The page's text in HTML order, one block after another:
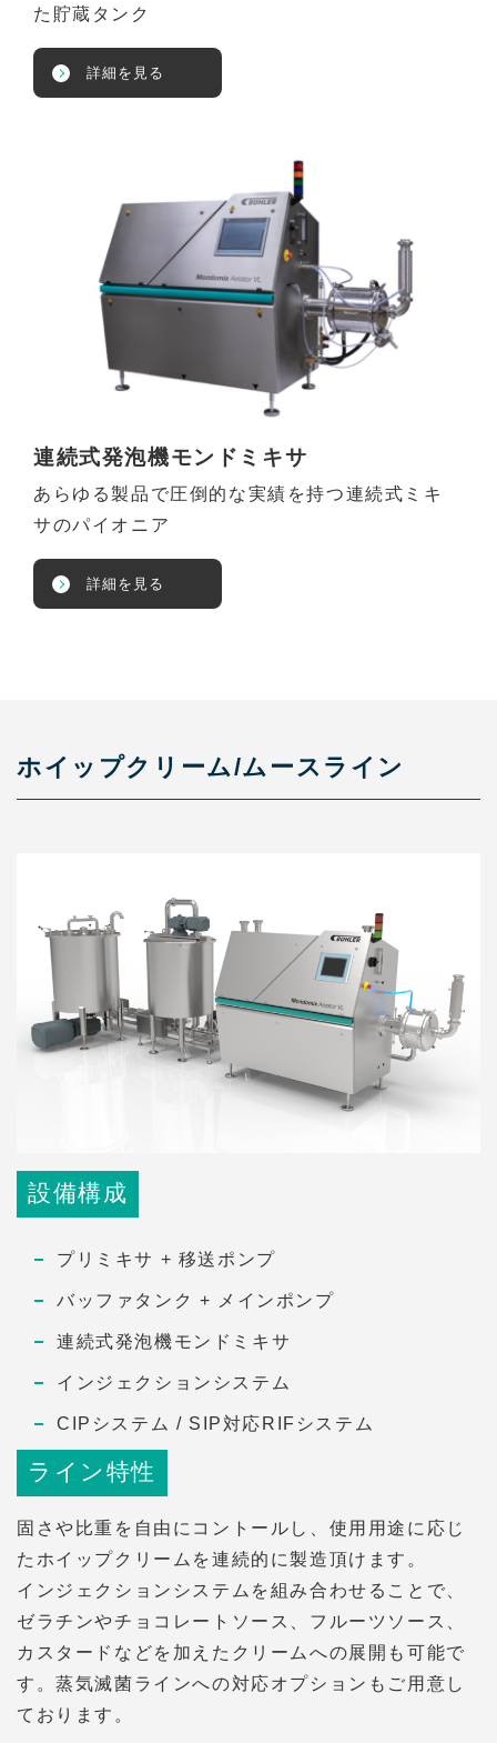
た貯蔵タンク
詳細を見る
連続式発泡機モンドミキサ
あらゆる製品で圧倒的な実績を持つ連続式ミキ
サのパイオニア
詳細を見る
ホイップクリーム/ムースライン
設備構成
プリミキサ + 移送ポンプ
バッファタンク + メインポンプ
連続式発泡機モンドミキサ
インジェクションシステム
CIPシステム / SIP対応RIFシステム
ライン特性
固さや比重を自由にコントールし、使用用途に応じ
たホイップクリームを連続的に製造頂けます。
インジェクションシステムを組み合わせることで、
ゼラチンやチョコレートソース、フルーツソース、
カスタードなどを加えたクリームへの展開も可能で
す。蒸気滅菌ラインへの対応オプションもご用意し
ております。